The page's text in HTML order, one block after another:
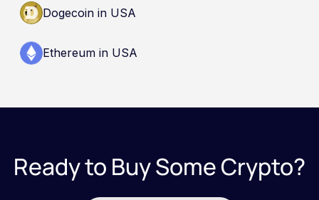
Dogecoin in USA
Ethereum in USA
Ready to Buy Some Crypto?